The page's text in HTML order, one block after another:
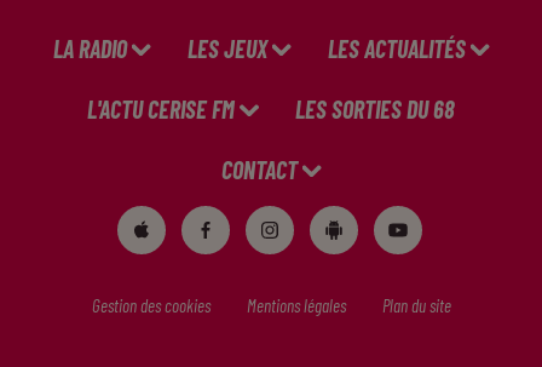
LA RADIO LES JEUX LES ACTUALITÉS
L'ACTU CERISE FM LES SORTIES DU 68
CONTACT
Gestion des cookies Mentions légales Plan du site